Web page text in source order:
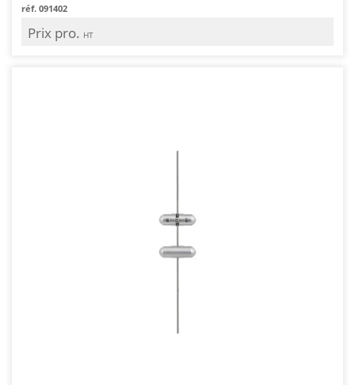
réf. 091402
Prix pro. HT